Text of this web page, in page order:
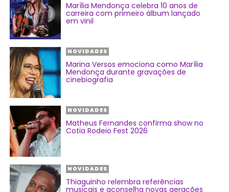
Marília Mendonça celebra 10 anos de
carreira com primeiro álbum lançado
em vinil
NOVIDADES
Marina Versos emociona como Marília
Mendonça durante gravações de
cinebiografia
NOVIDADES
Matheus Fernandes confirma show no
Cotia Rodeio Fest 2026
NOVIDADES
Thiaguinho relembra referências
musicais e aconselha novas gerações